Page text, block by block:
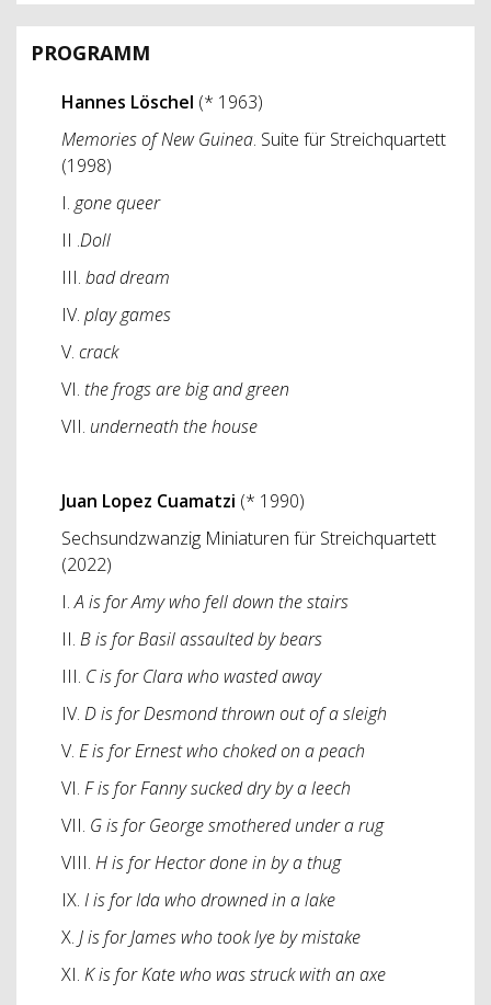
PROGRAMM
Hannes Löschel (* 1963)
Memories of New Guinea. Suite für Streichquartett
(1998)
I. gone queer
II .Doll
III. bad dream
IV. play games
V. crack
VI. the frogs are big and green
VII. underneath the house
Juan Lopez Cuamatzi (* 1990)
Sechsundzwanzig Miniaturen für Streichquartett
(2022)
I.A is for Amy who fell down the stairs
II. B is for Basil assaulted by bears
III. C is for Clara who wasted away
IV. D is for Desmond thrown out of a sleigh
V. E is for Ernest who choked on a peach
VI. F is for Fanny sucked dry by a leech
VII. G is for George smothered under a rug
VIII. H is for Hector done in by a thug
IX. I is for Ida who drowned in a lake
X. J is for James who took lye by mistake
XI. K is for Kate who was struck with an axe